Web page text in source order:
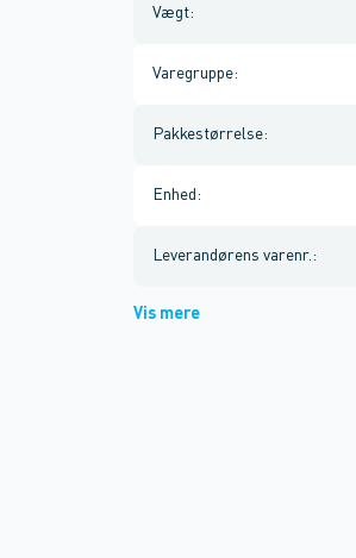
Vægt:
Varegruppe:
Pakkestørrelse:
Enhed :
Leverandørens varenr. :
Vis mere